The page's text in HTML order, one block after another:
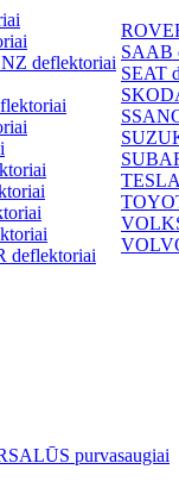
deflektoriai
deflektoriai
SAAB
SEAT
purvasaugiai